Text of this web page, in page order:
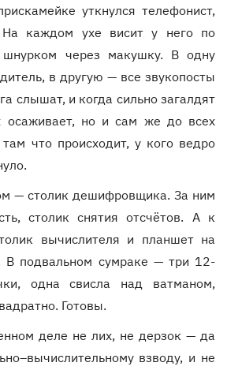
уткнулся телефонист,
На каждом ухе висит у него по
шнурком через макушку. В одну
в другую — все звукопосты
слышат, и когда сильно загалдят
осаживает, но и сам же до всех
что происходит, у кого ведро
— столик дешифровщика. За ним
столик снятия отсчётов. А к
вычислителя и планшет на
В подвальном сумраке — три 12-
одна свисла над ватманом,
Готовы.
деле не лих, не дерзок — да
взводу, и не